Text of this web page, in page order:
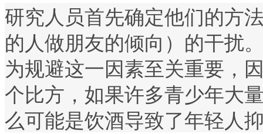
研究人员首先确定他们的方
的人做朋友的倾向）的干扰
为规避这一因素至关重要，
个比方，如果许多青少年大
么可能是饮酒导致了年轻人